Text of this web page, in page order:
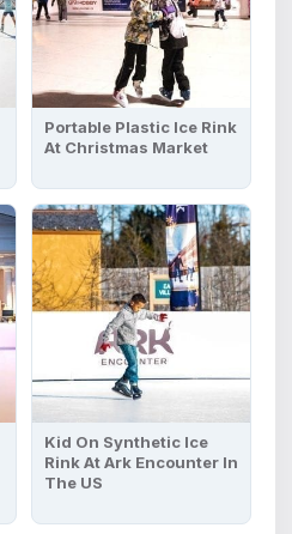
Portable Plastic Ice Rink
At Christmas Market
Kid On Synthetic Ice
Rink At Ark Encounter In
The US